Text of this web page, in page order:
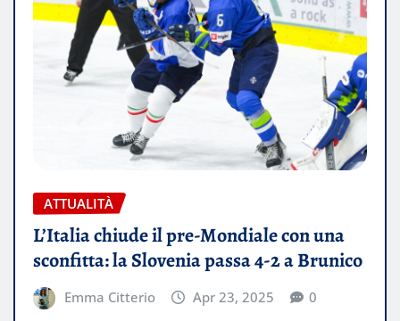
ATTUALITÀ
L’Italia chiude il pre-Mondiale con una
sconfitta: la Slovenia passa 4-2 a Brunico
Emma Citterio Apr 23, 2025 0